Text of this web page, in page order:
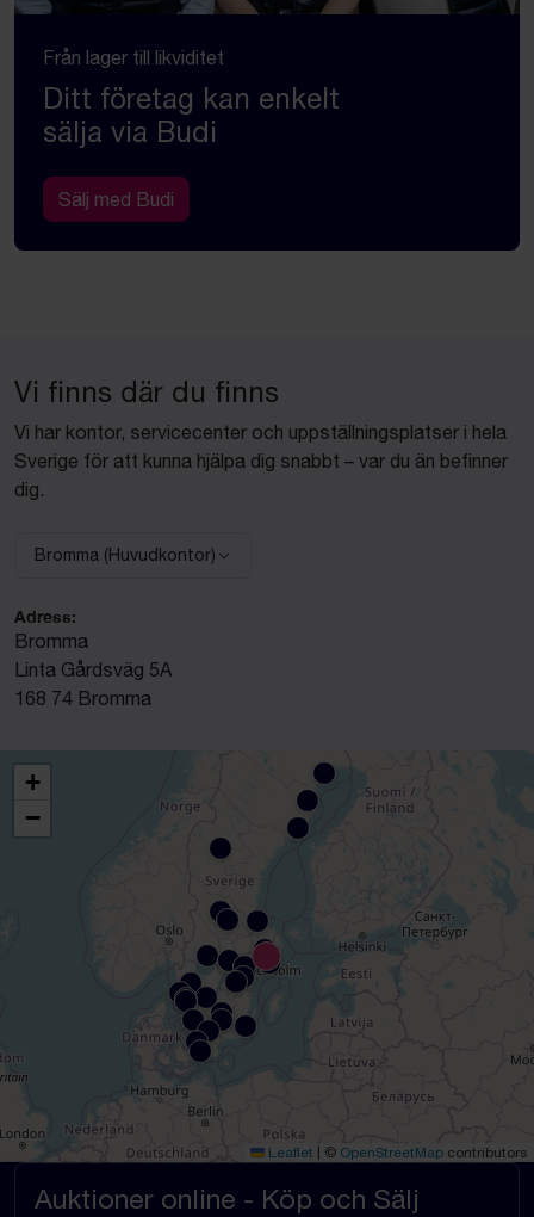
Från lager till likviditet
Ditt företag kan enkelt
sälja via Budi
Sälj med Budi
Vi finns där du finns
Vi har kontor, servicecenter och uppställningsplatser i hela
Sverige för att kunna hjälpa dig snabbt – var du än befinner
dig.
Välj anläggning:
Bromma (Huvudkontor)
Adress:
Bromma
Linta Gårdsväg 5A
168 74 Bromma
+
−
Leaflet © OpenStreetMap contributors
Auktioner online - Köp och Sälj